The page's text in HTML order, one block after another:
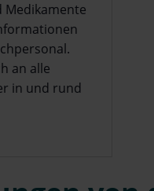
Medikamente
an alle
in und rund